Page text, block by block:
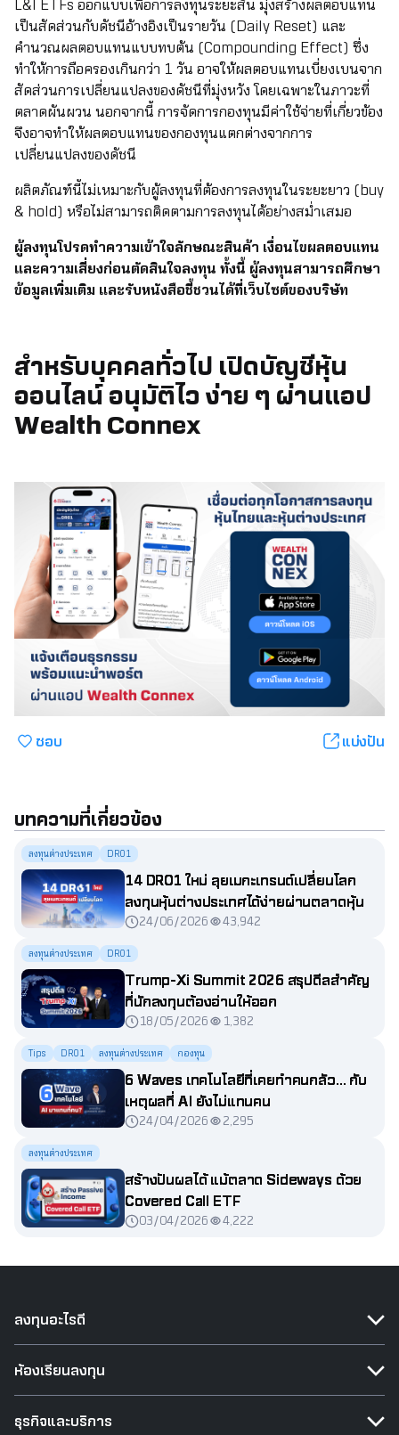
L&I ETFs ออกแบบเพื่อการลงทุนระยะสั้น มุ่งสร้างผลตอบแทน
เป็นสัดส่วนกับดัชนีอ้างอิงเป็นรายวัน (Daily Reset) และ
คำนวณผลตอบแทนแบบทบต้น (Compounding Effect) ซึ่ง
ทำให้การถือครองเกินกว่า 1 วัน อาจให้ผลตอบแทนเบี่ยงเบนจาก
สัดส่วนการเปลี่ยนแปลงของดัชนีที่มุ่งหวัง โดยเฉพาะในภาวะที่
ตลาดผันผวน นอกจากนี้ การจัดการกองทุนมีค่าใช้จ่ายที่เกี่ยวข้อง
จึงอาจทำให้ผลตอบแทนของกองทุนแตกต่างจากการ
เปลี่ยนแปลงของดัชนี
ผลิตภัณฑ์นี้ไม่เหมาะกับผู้ลงทุนที่ต้องการลงทุนในระยะยาว (buy
& hold) หรือไม่สามารถติดตามการลงทุนได้อย่างสม่ำเสมอ
ผู้ลงทุนโปรดทำความเข้าใจลักษณะสินค้า เงื่อนไขผลตอบแทน
และความเสี่ยงก่อนตัดสินใจลงทุน ทั้งนี้ ผู้ลงทุนสามารถศึกษา
ข้อมูลเพิ่มเติม และรับหนังสือชี้ชวนได้ที่เว็บไซต์ของบริษัท
สำหรับบุคคลทั่วไป เปิดบัญชีหุ้น
ออนไลน์ อนุมัติไว ง่าย ๆ ผ่านแอป
Wealth Connex
ชอบ แบ่งปัน
บทความที่เกี่ยวข้อง
ลงทุนต่างประเทศ DR01
14 DR01 ใหม่ ลุยเมกะเทรนด์เปลี่ยนโลก
ลงทุนหุ้นต่างประเทศได้ง่ายผ่านตลาดหุ้น
ไทย24/06/2026 43,942
ลงทุนต่างประเทศ DR01
Trump-Xi Summit 2026 สรุปดีลสำคัญ
ที่นักลงทุนต้องอ่านให้ออก
18/05/2026 1,382
Tips DR01 ลงทุนต่างประเทศ กองทุน
6 Waves เทคโนโลยีที่เคยทำคนกลัว... กับ
เหตุผลที่ AI ยังไม่แทนคน
24/04/2026 2,295
ลงทุนต่างประเทศ
สร้างปันผลได้ แม้ตลาด Sideways ด้วย
Covered Call ETF
03/04/2026 4,222
ลงทุนอะไรดี
ห้องเรียนลงทุน
ธุรกิจและบริการ